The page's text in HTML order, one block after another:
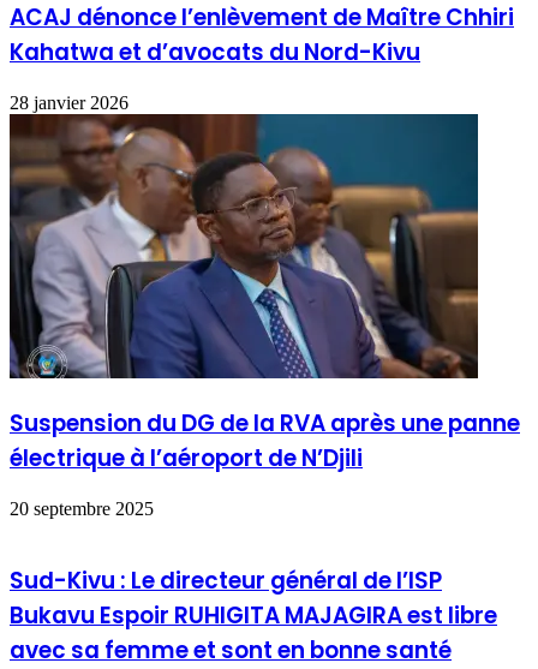
ACAJ dénonce l’enlèvement de Maître Chhiri
Kahatwa et d’avocats du Nord-Kivu
28 janvier 2026
Suspension du DG de la RVA après une panne
électrique à l’aéroport de N’Djili
20 septembre 2025
Sud-Kivu : Le directeur général de l’ISP
Bukavu Espoir RUHIGITA MAJAGIRA est libre
avec sa femme et sont en bonne santé